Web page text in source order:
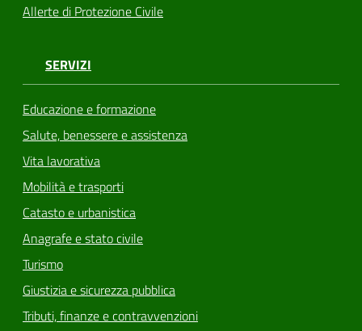
Allerte di Protezione Civile
SERVIZI
Educazione e formazione
Salute, benessere e assistenza
Vita lavorativa
Mobilità e trasporti
Catasto e urbanistica
Anagrafe e stato civile
Turismo
Giustizia e sicurezza pubblica
Tributi, finanze e contravvenzioni